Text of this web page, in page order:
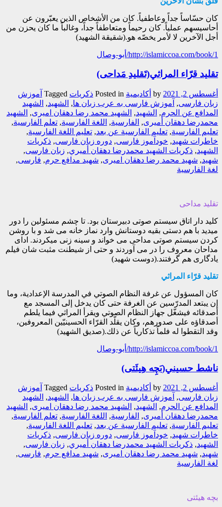
كان حسّاساً جداً وعاطفياً. كان من الأشخاص الذين يعبّرون عن
أحاسيسهم عملياً. كان رحيماً ومتعاطفاً جداً، وغالباً ما كان يحزن من
أجل الآخرين لا لأمر يخصّه هو.(شقيقة الشهيد)
http://islamiccoa.com/book/1/أبو-وصال
تقليد قرّاء المراثي(تَقلیدِ مَداحی)
أغسطس 2, 2021 أکادیمیة Posted in ذکریات Tagged آموزش
زبان فارسی, آموزش فارسی به عرب زبان ها, الشهيد, الشهيد
المدافع عن الحرم, الشهید, الشهید محمد رضا دهقان امیری, الشهید
محمدرضا دهقان أمیری, الفارسیة, اللغة الفارسیة, تعلم الفارسیة,
تعلیم الفارسیة, تعلیم الفارسیة عن بعد, تعلیم اللغة الفارسیة,
خاطرات شهید, خودآموز فارسی, دوره زبان فارسی, ذکريات
الشهيد, ذکريات الشهيد محمدرضا دهقان أميري, زبان فارسی,
شهید, شهید محمد رضا دهقان امیری, شهید مدافع حرم, فارسی,
لغة الفارسیة
تقلید مداحی
کلید دار اتاق سیستم صوتی دبیرستان بود. تا چشم مسئولین را دور
میدید با هم دستی بقیه دوستانش وارد نماز خانه می شد و با روشن
کردن سیستم صوتی مداحی می خواند و سینه زنی میکردند. ادای
مداحان معروف را در می آوردند و حتی از شیطنت مثبت شان فیلم
یادگاری هم گرفتند.(دوست شهید)
تقليد قرّاء المراثي
كان المسؤول عن غرفة النظام الصوتي في المدرسة الإعدادية، وما
إن يبتعد المدرّسين عن الغرفة حتى كان يدخل إلى المسجد مع
أصدقائه فيشغّل جهاز النظام الصوتي ويقرأ المراثي فيما يلطم
أصدقاؤه على صدورهم، وكان يقلّد القرّاء الحسينيّين المعروفين،
وقد التقطوا له فلماً تذكارياً عن ذلك.(صديق الشهيد)
http://islamiccoa.com/book/1/أبو-وصال
ناشط حسيني(بَچِه هِیئَتی)
أغسطس 2, 2021 أکادیمیة Posted in ذکریات Tagged آموزش
زبان فارسی, آموزش فارسی به عرب زبان ها, الشهيد, الشهيد
المدافع عن الحرم, الشهید, الشهید محمد رضا دهقان امیری, الشهید
محمدرضا دهقان أمیری, الفارسیة, اللغة الفارسیة, تعلم الفارسیة,
تعلیم الفارسیة, تعلیم الفارسیة عن بعد, تعلیم اللغة الفارسیة,
خاطرات شهید, خودآموز فارسی, دوره زبان فارسی, ذکريات
الشهيد, ذکريات الشهيد محمدرضا دهقان أميري, زبان فارسی,
شهید, شهید محمد رضا دهقان امیری, شهید مدافع حرم, فارسی,
لغة الفارسیة
بچه هیئتی